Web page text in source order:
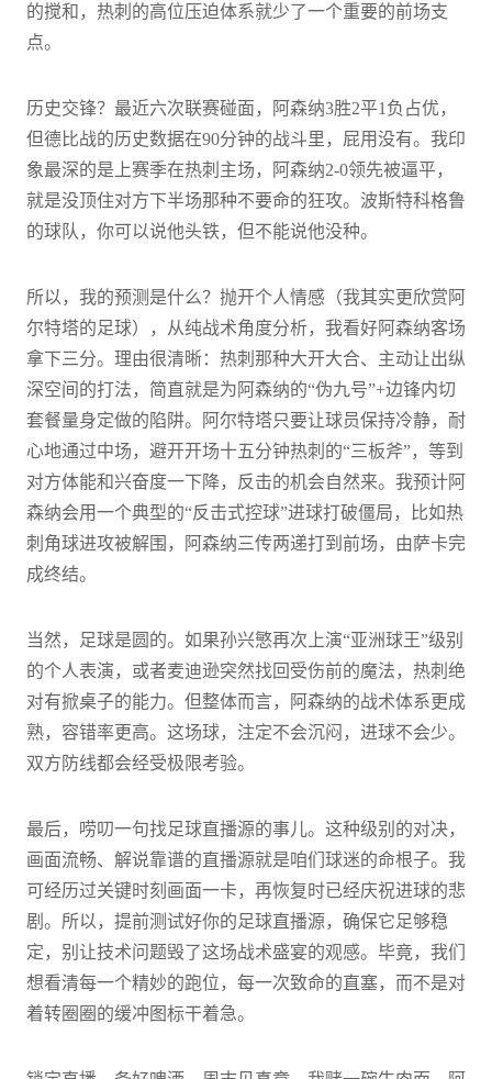
的搅和，热刺的高位压迫体系就少了一个重要的前场支
点。
历史交锋？最近六次联赛碰面，阿森纳3胜2平1负占优，
但德比战的历史数据在90分钟的战斗里，屁用没有。我印
象最深的是上赛季在热刺主场，阿森纳2-0领先被逼平，
就是没顶住对方下半场那种不要命的狂攻。波斯特科格鲁
的球队，你可以说他头铁，但不能说他没种。
所以，我的预测是什么？抛开个人情感（我其实更欣赏阿
尔特塔的足球），从纯战术角度分析，我看好阿森纳客场
拿下三分。理由很清晰：热刺那种大开大合、主动让出纵
深空间的打法，简直就是为阿森纳的“伪九号”+边锋内切
套餐量身定做的陷阱。阿尔特塔只要让球员保持冷静，耐
心地通过中场，避开开场十五分钟热刺的“三板斧”，等到
对方体能和兴奋度一下降，反击的机会自然来。我预计阿
森纳会用一个典型的“反击式控球”进球打破僵局，比如热
刺角球进攻被解围，阿森纳三传两递打到前场，由萨卡完
成终结。
当然，足球是圆的。如果孙兴慜再次上演“亚洲球王”级别
的个人表演，或者麦迪逊突然找回受伤前的魔法，热刺绝
对有掀桌子的能力。但整体而言，阿森纳的战术体系更成
熟，容错率更高。这场球，注定不会沉闷，进球不会少。
双方防线都会经受极限考验。
最后，唠叨一句找足球直播源的事儿。这种级别的对决，
画面流畅、解说靠谱的直播源就是咱们球迷的命根子。我
可经历过关键时刻画面一卡，再恢复时已经庆祝进球的悲
剧。所以，提前测试好你的足球直播源，确保它足够稳
定，别让技术问题毁了这场战术盛宴的观感。毕竟，我们
想看清每一个精妙的跑位，每一次致命的直塞，而不是对
着转圈圈的缓冲图标干着急。